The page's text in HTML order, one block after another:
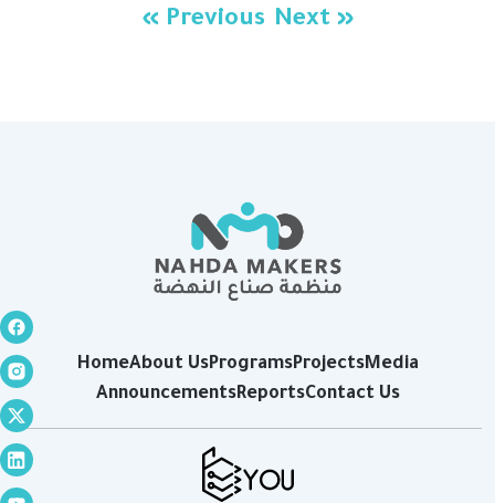
« Previous Next »
HomeAbout UsProgramsProjectsMedia
AnnouncementsReportsContact Us